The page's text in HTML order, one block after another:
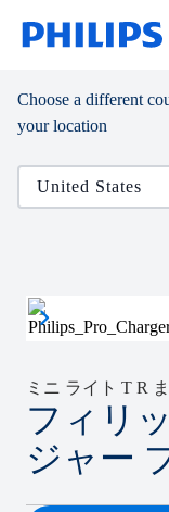
Choose a different
your location
ミニ ライト T R
フィリ
ジャー